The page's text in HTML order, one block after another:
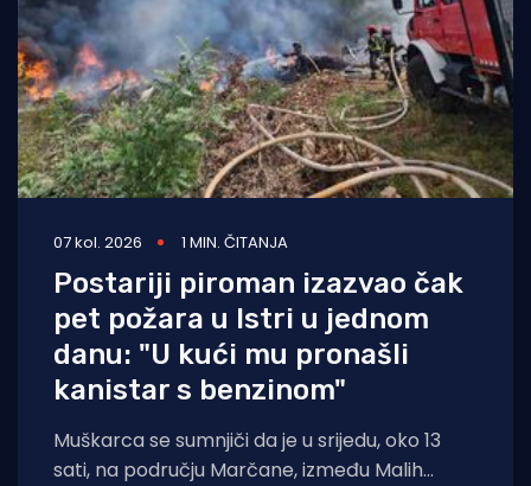
07 kol. 2026 1 MIN. ČITANJA
Postariji piroman izazvao čak
pet požara u Istri u jednom
danu: "U kući mu pronašli
kanistar s benzinom"
Muškarca se sumnjiči da je u srijedu, oko 13
sati, na području Marčane, između Malih